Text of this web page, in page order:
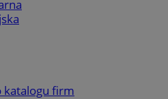
katalogu firm